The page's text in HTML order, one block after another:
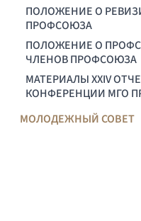
ПОЛОЖЕНИЕ О
ПРОФСОЮЗА
ПОЛОЖЕНИЕ О
ЧЛЕНОВ ПРОФСОЮЗА
МАТЕРИАЛЫ XXIV
КОНФЕРЕНЦИИ МГО
МОЛОДЕЖНЫЙ СОВЕТ